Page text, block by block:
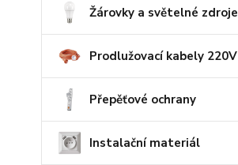
Žárovky a světelné zdroje
Prodlužovací kabely 220V
Přepěťové ochrany
Instalační materiál